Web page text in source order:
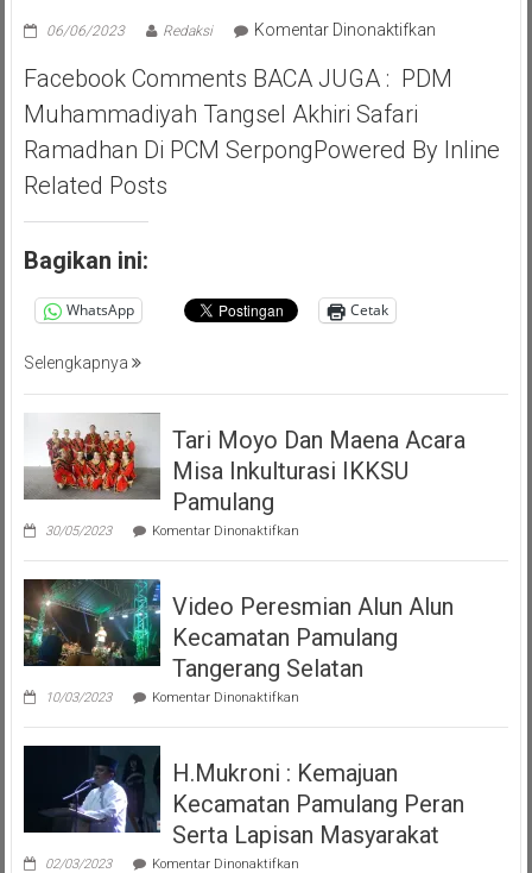
06/06/2023 Redaksi Komentar Dinonaktifkanpada
Saga
Giat
Facebook Comments BACA JUGA : PDM
Muhammadiyah Tangsel Akhiri Safari
Ramadhan Di PCM SerpongPowered By Inline
Related Posts
Bagikan ini:
WhatsApp Cetak
Selengkapnya
Tari Moyo Dan Maena Acara
Misa Inkulturasi IKKSU
Pamulang
30/05/2023 Komentar Dinonaktifkanpada
Moyo
Maena
Acara
Misa
Inkulturasi
IKKSU
Pamulang
Video Peresmian Alun Alun
Kecamatan Pamulang
Tangerang Selatan
10/03/2023 Komentar Dinonaktifkanpada
Peresmian
Alun
Kecamatan
Pamulang
Tangerang
Selatan
H.Mukroni : Kemajuan
Kecamatan Pamulang Peran
Serta Lapisan Masyarakat
02/03/2023 Komentar Dinonaktifkanpada